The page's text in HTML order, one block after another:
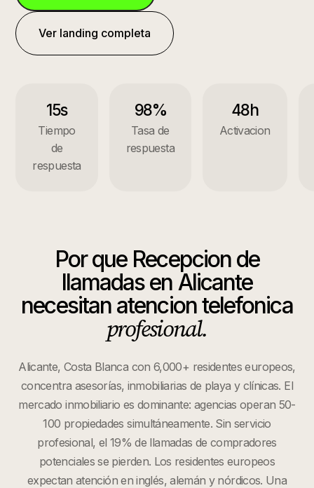
Ver landing completa
15s
Tiempo
de
respuesta
98%
Tasa de
respuesta
48h
Activacion
Por que Recepcion de
llamadasen Alicante
necesitan atencion telefonica
profesional.
Alicante, Costa Blanca con 6,000+ residentes europeos,
concentra asesorías, inmobiliarias de playa y clínicas. El
mercado inmobiliario es dominante: agencias operan 50-
100 propiedades simultáneamente. Sin servicio
profesional, el 19% de llamadas de compradores
potenciales se pierden. Los residentes europeos
expectan atención en inglés, alemán y nórdicos. Una